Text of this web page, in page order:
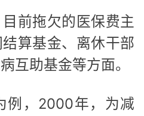
前拖欠的医保费主
算基金、离休干部
互助基金等方面。
例，2000年，为减